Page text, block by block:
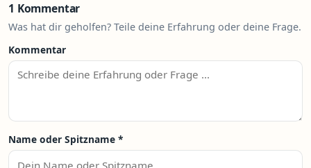
1 Kommentar
Was hat dir geholfen? Teile deine Erfahrung oder deine Frage.
Kommentar
Name oder Spitzname *